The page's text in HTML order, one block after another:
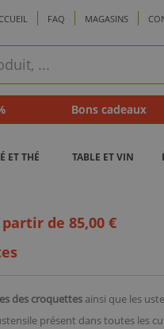
FAQ MAGASINS
Bons cadeaux
ET THÉ TABLE ET VIN
de 85,00 €
des croquettes ainsi que les
présent dans toutes les